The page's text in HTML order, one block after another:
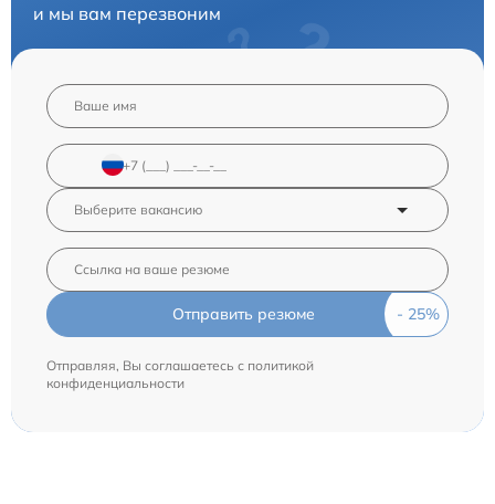
и мы вам перезвоним
Отправить резюме
Отправляя, Вы соглашаетесь с политикой
конфиденциальности